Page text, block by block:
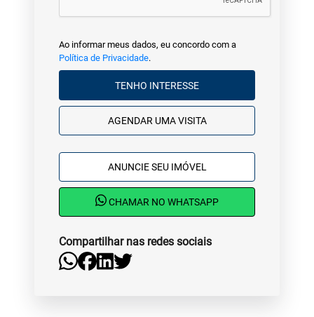
Ao informar meus dados, eu concordo com a
Política de Privacidade.
TENHO INTERESSE
AGENDAR UMA VISITA
ANUNCIE SEU IMÓVEL
CHAMAR NO WHATSAPP
Compartilhar nas redes sociais